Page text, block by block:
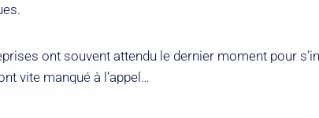
ont souvent attendu le dernier moment pour
vite manqué à l’appel…